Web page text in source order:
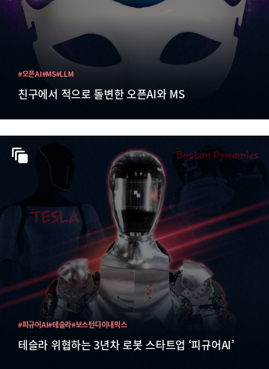
친구에서 적으로 돌변한 오픈AI와 MS
#오픈AI#MS#LLM
테슬라 위협하는 3년차 로봇 스타트업 ‘피규어AI’
#피규어AI#테슬라#보스턴다이내믹스